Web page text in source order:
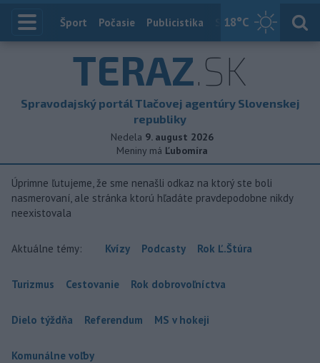
18°C
Index
Šport Počasie Publicistika Slovensko
TERAZ.SK
Spravodajský portál Tlačovej agentúry Slovenskej
republiky
Nedela 9. august 2026
Meniny má Ľubomíra
Úprimne ľutujeme, že sme nenašli odkaz na ktorý ste boli
nasmerovaní, ale stránka ktorú hľadáte pravdepodobne nikdy
neexistovala
Aktuálne témy: Kvízy Podcasty Rok Ľ.Štúra
Turizmus Cestovanie Rok dobrovoľníctva
Dielo týždňa Referendum MS v hokeji
Komunálne voľby